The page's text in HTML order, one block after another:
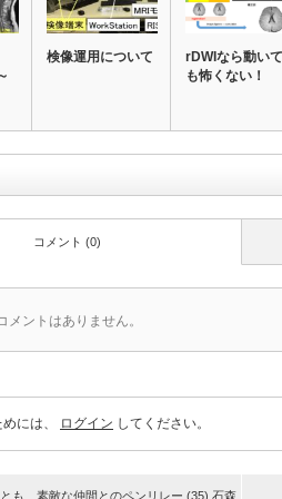
検像運用について
rDWIなら動いて
も怖くない！
コメント (0)
メントはありません。
には、 ログイン してください。
も 素敵な仲間とのペンリレー (35) 石森